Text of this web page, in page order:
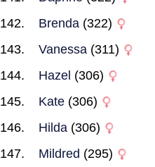
Brenda (322)
Vanessa (311)
Hazel (306)
Kate (306)
Hilda (306)
Mildred (295)